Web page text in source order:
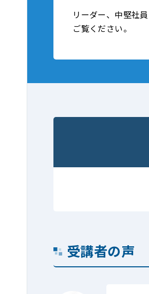
リーダー、中堅社
ご覧ください。
受講者の声